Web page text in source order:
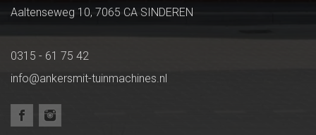
Aaltenseweg 10, 7065 CA SINDEREN
0315 - 61 75 42
info@ankersmit-tuinmachines.nl